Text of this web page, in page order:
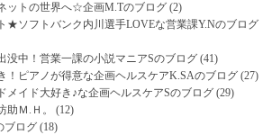
ットの世界へ☆企画M.Tのブログ (2)
★ソフトバンク内川選手LOVEな営業課Y.Nのブログ
没中！営業一課の小説マニアSのブログ (41)
！ピアノが得意な企画ヘルスケアK.SAのブログ (27)
メイド大好き♪な企画ヘルスケアSのブログ (29)
助Ｍ.Ｈ。
(12)
ブログ (18)